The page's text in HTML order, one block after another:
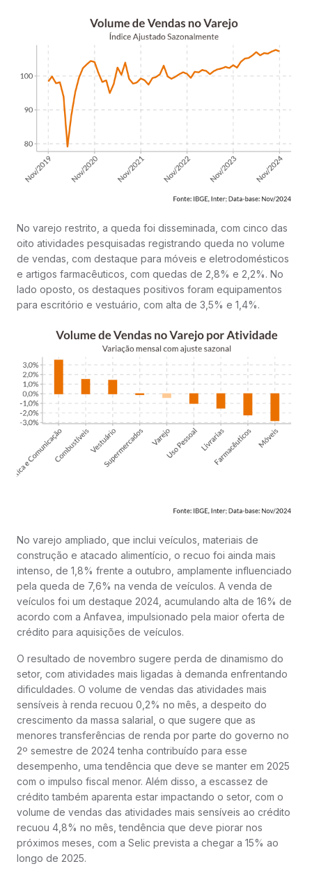
No varejo restrito, a queda foi disseminada, com cinco das
oito atividades pesquisadas registrando queda no volume
de vendas, com destaque para móveis e eletrodomésticos
e artigos farmacêuticos, com quedas de 2,8% e 2,2%. No
lado oposto, os destaques positivos foram equipamentos
para escritório e vestuário, com alta de 3,5% e 1,4%.
No varejo ampliado, que inclui veículos, materiais de
construção e atacado alimentício, o recuo foi ainda mais
intenso, de 1,8% frente a outubro, amplamente influenciado
pela queda de 7,6% na venda de veículos. A venda de
veículos foi um destaque 2024, acumulando alta de 16% de
acordo com a Anfavea, impulsionado pela maior oferta de
crédito para aquisições de veículos.
O resultado de novembro sugere perda de dinamismo do
setor, com atividades mais ligadas à demanda enfrentando
dificuldades. O volume de vendas das atividades mais
sensíveis à renda recuou 0,2% no mês, a despeito do
crescimento da massa salarial, o que sugere que as
menores transferências de renda por parte do governo no
2º semestre de 2024 tenha contribuído para esse
desempenho, uma tendência que deve se manter em 2025
com o impulso fiscal menor. Além disso, a escassez de
crédito também aparenta estar impactando o setor, com o
volume de vendas das atividades mais sensíveis ao crédito
recuou 4,8% no mês, tendência que deve piorar nos
próximos meses, com a Selic prevista a chegar a 15% ao
longo de 2025.